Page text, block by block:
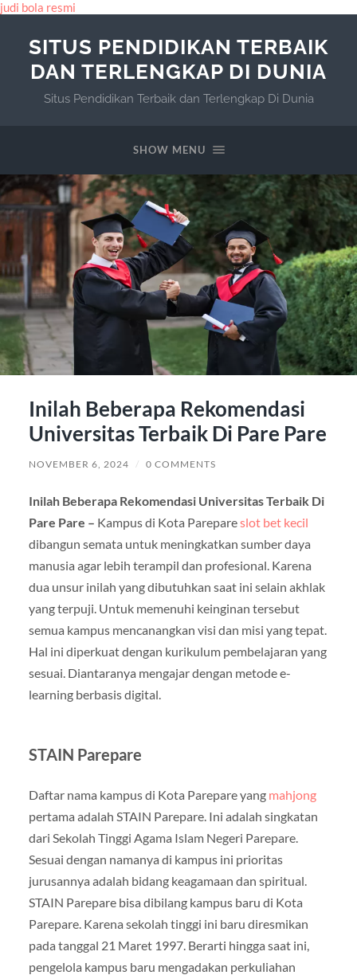
judi bola resmi
SITUS PENDIDIKAN TERBAIK
DAN TERLENGKAP DI DUNIA
Situs Pendidikan Terbaik dan Terlengkap Di Dunia
SHOW MENU
Inilah Beberapa Rekomendasi
Universitas Terbaik Di Pare Pare
NOVEMBER 6, 2024 / 0 COMMENTS
Inilah Beberapa Rekomendasi Universitas Terbaik Di
Pare Pare – Kampus di Kota Parepareslot bet kecil
dibangun semata untuk meningkatkan sumber daya
manusia agar lebih terampil dan profesional. Karena
dua unsur inilah yang dibutuhkan saat ini selain akhlak
yang terpuji. Untuk memenuhi keinginan tersebut
semua kampus mencanangkan visi dan misi yang tepat.
Hal ini diperkuat dengan kurikulum pembelajaran yang
sesuai. Diantaranya mengajar dengan metode e-
learning berbasis digital.
STAIN Parepare
Daftar nama kampus di Kota Parepare yang mahjong
pertama adalah STAIN Parepare. Ini adalah singkatan
dari Sekolah Tinggi Agama Islam Negeri Parepare.
Sesuai dengan namanya di kampus ini prioritas
jurusannya adalah bidang keagamaan dan spiritual.
STAIN Parepare bisa dibilang kampus baru di Kota
Parepare. Karena sekolah tinggi ini baru diresmikan
pada tanggal 21 Maret 1997. Berarti hingga saat ini,
pengelola kampus baru mengadakan perkuliahan